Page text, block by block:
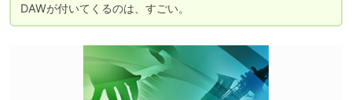
DAWが付いてくるのは、すごい。